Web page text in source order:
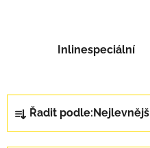
Inlinespeciální
Řazení produktů
Řadit podle: